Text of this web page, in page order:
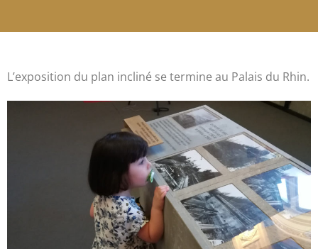
L’exposition du plan incliné se termine au Palais du Rhin.